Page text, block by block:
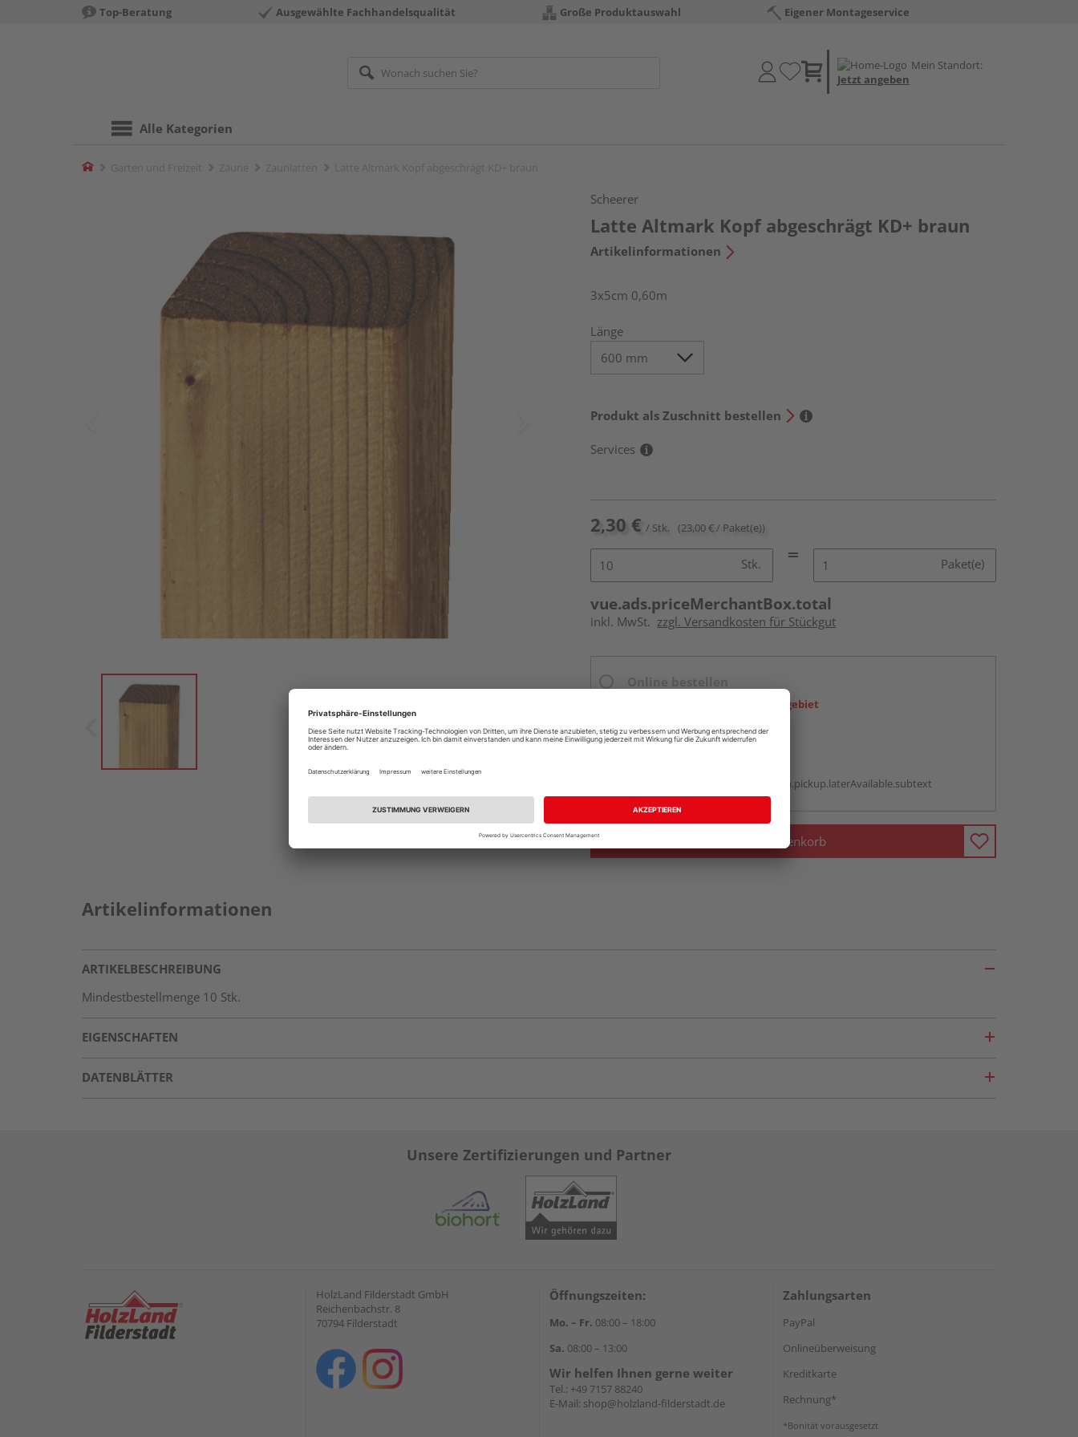
Top-Beratung Ausgewählte Fachhandelsqualität Große Produktauswahl Eigener Montageservice
Mein Standort:
Jetzt angeben
Alle Kategorien
Home
Scheerer
Latte Altmark Kopf abgeschrägt KD+ braun
Artikelinformationen
3x5cm 0,60m
Länge
Produkt als Zuschnitt bestellen
Services
2,30 € / Stk. (23,00 € / Paket(e))
Stk. Paket(e)
vue.ads.priceMerchantBox.total
inkl. MwSt. zzgl. Versandkosten für Stückgut
Online bestellen
Ihr Standort ist nicht im Liefergebiet
Beim Händler abholen
vue.ads.priceMerchantBox.option.pickup.laterAvailable.subtext
In den Warenkorb
Artikelinformationen
ARTIKELBESCHREIBUNG
Mindestbestellmenge 10 Stk.
EIGENSCHAFTEN
DATENBLÄTTER
Unsere Zertifizierungen und Partner
HolzLand Filderstadt GmbH
Reichenbachstr. 8
70794 Filderstadt
Öffnungszeiten:
Mo. – Fr. 08:00 – 18:00
Sa. 08:00 – 13:00
Wir helfen Ihnen gerne weiter
Tel.: +49 7157 88240
E-Mail: shop@holzland-filderstadt.de
Zahlungsarten
PayPal
Onlineüberweisung
Kreditkarte
Rechnung*
*Bonität vorausgesetzt